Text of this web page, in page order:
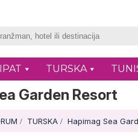
TURSKA
Garden Resort
TURSKA Hapimag Sea